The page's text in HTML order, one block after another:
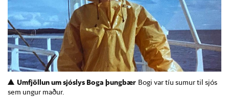
Umfjöllun um sjóslys Boga þungbær Bogi var tíu sumur til sjós
sem ungur maður.